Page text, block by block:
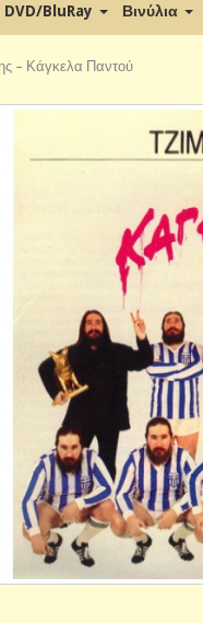
DVD/BluRay Βινύλια
– Κάγκελα Παντού